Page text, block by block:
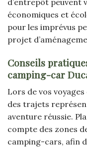
d’entrepôt peuvent
économiques et
pour les imprévus
projet
Conseils
camping-car
Lors de vos
des trajets
aventure réussie.
compte des zones
camping-cars, afin